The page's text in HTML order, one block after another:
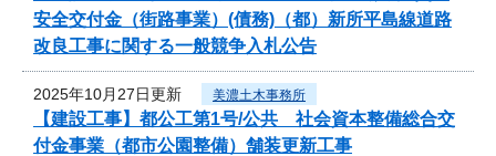
安全交付金（街路事業）(債務)（都）新所平島線道路
改良工事に関する一般競争入札公告
2025年10月27日更新 美濃土木事務所
【建設工事】都公工第1号/公共 社会資本整備総合交
付金事業（都市公園整備）舗装更新工事